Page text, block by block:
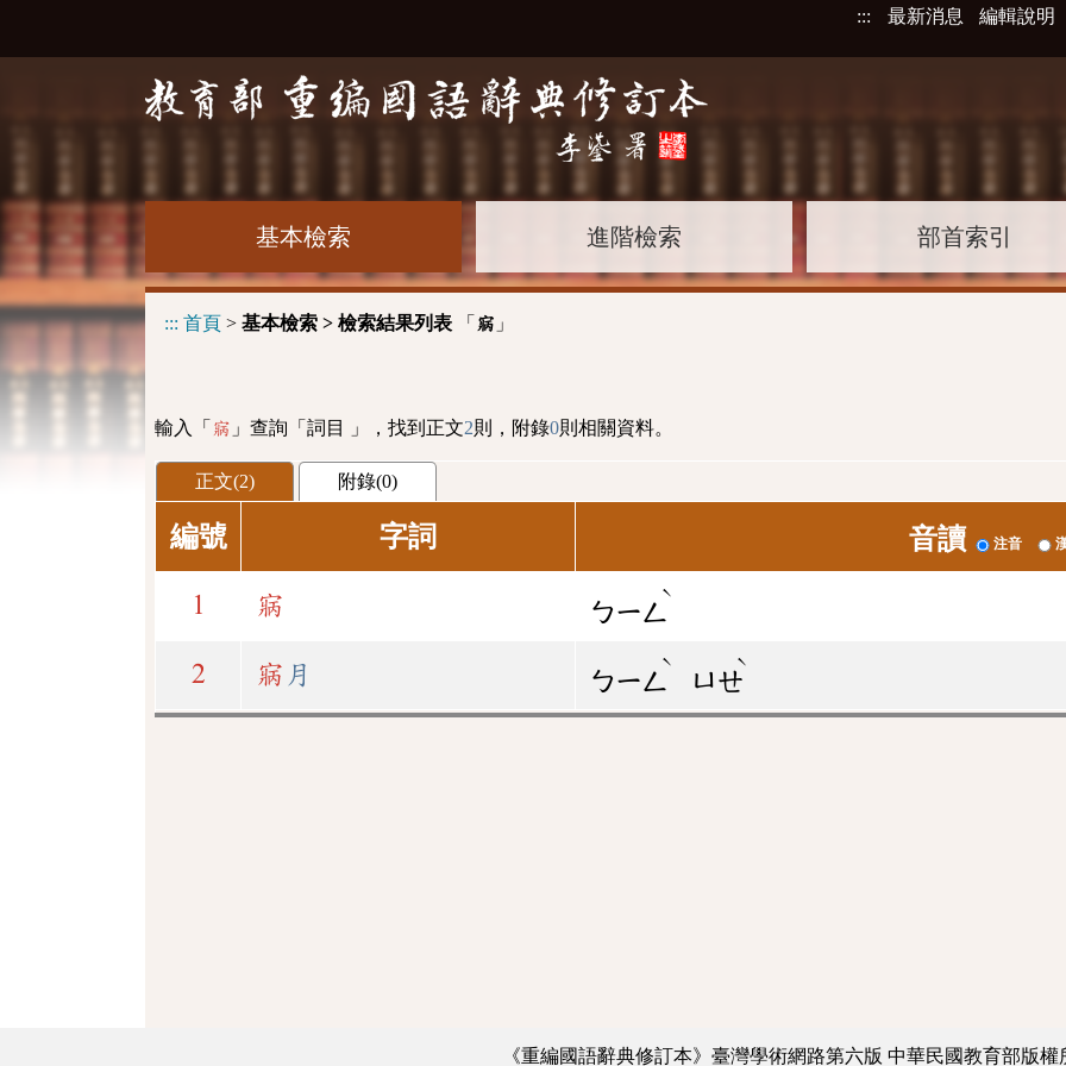
::: 最新消息 編輯說明
基本檢索 進階檢索 部首索引
::: 首頁 > 基本檢索 > 檢索結果列表 「 寎 」
輸入「 寎 」查詢「詞目 」，找到正文2則，附錄0則相關資料。
正文(2) 附錄(0)
編號 字詞 音讀 注音
1 寎 ㄅㄧㄥ
ˋ
2 寎 月 ㄅㄧㄥ
ˋ
ㄩㄝ
ˋ
《重編國語辭典修訂本》臺灣學術網路第六版 中華民國教育部版權